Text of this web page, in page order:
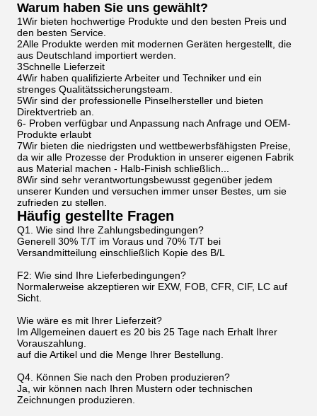
Warum haben Sie uns gewählt?
1Wir bieten hochwertige Produkte und den besten Preis und
den besten Service.
2Alle Produkte werden mit modernen Geräten hergestellt, die
aus Deutschland importiert werden.
3Schnelle Lieferzeit
4Wir haben qualifizierte Arbeiter und Techniker und ein
strenges Qualitätssicherungsteam.
5Wir sind der professionelle Pinselhersteller und bieten
Direktvertrieb an.
6- Proben verfügbar und Anpassung nach Anfrage und OEM-
Produkte erlaubt
7Wir bieten die niedrigsten und wettbewerbsfähigsten Preise,
da wir alle Prozesse der Produktion in unserer eigenen Fabrik
aus Material machen - Halb-Finish schließlich...
8Wir sind sehr verantwortungsbewusst gegenüber jedem
unserer Kunden und versuchen immer unser Bestes, um sie
zufrieden zu stellen.
Häufig gestellte Fragen
Q1. Wie sind Ihre Zahlungsbedingungen?
Generell 30% T/T im Voraus und 70% T/T bei
Versandmitteilung einschließlich Kopie des B/L
F2: Wie sind Ihre Lieferbedingungen?
Normalerweise akzeptieren wir EXW, FOB, CFR, CIF, LC auf
Sicht.
Wie wäre es mit Ihrer Lieferzeit?
Im Allgemeinen dauert es 20 bis 25 Tage nach Erhalt Ihrer
Vorauszahlung.
auf die Artikel und die Menge Ihrer Bestellung.
Q4. Können Sie nach den Proben produzieren?
Ja, wir können nach Ihren Mustern oder technischen
Zeichnungen produzieren.